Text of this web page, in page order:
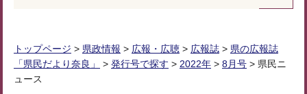
トップページ > 県政情報 > 広報・広聴 > 広報誌 > 県の広報誌
「県民だより奈良」
> 発行号で探す > 2022年 > 8月号 > 県民ニ
ュース